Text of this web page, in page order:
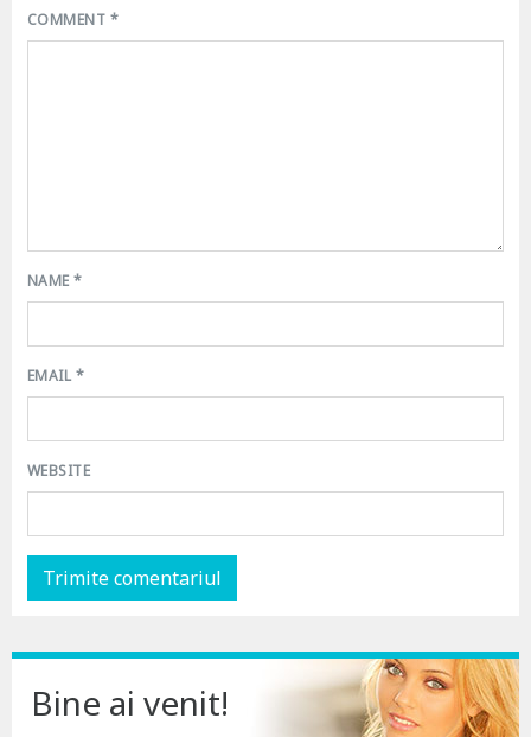
COMMENT *
NAME*
EMAIL*
WEBSITE
Bine ai venit!